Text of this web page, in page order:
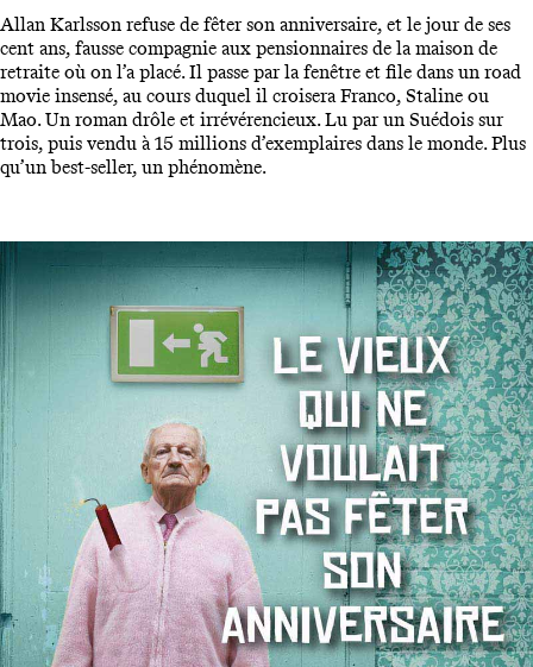
Allan Karlsson refuse de fêter son anniversaire, et le jour de ses
cent ans, fausse compagnie aux pensionnaires de la maison de
retraite où on l’a placé. Il passe par la fenêtre et file dans un road
movie insensé, au cours duquel il croisera Franco, Staline ou
Mao. Un roman drôle et irrévérencieux. Lu par un Suédois sur
trois, puis vendu à 15 millions d’exemplaires dans le monde. Plus
qu’un best-seller, un phénomène.